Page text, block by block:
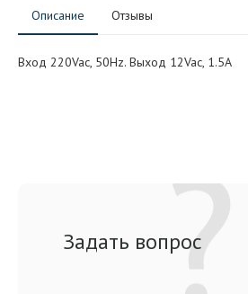
Описание Отзывы
Вход 220Vac, 50Hz. Выход 12Vac, 1.5A
Задать вопрос